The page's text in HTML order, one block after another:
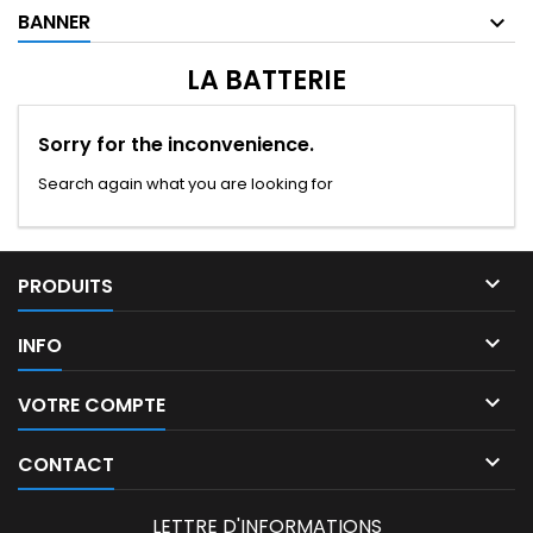
BANNER
LA BATTERIE
Sorry for the inconvenience.
Search again what you are looking for
PRODUITS 
INFO 
VOTRE COMPTE 
CONTACT 
LETTRE D'INFORMATIONS